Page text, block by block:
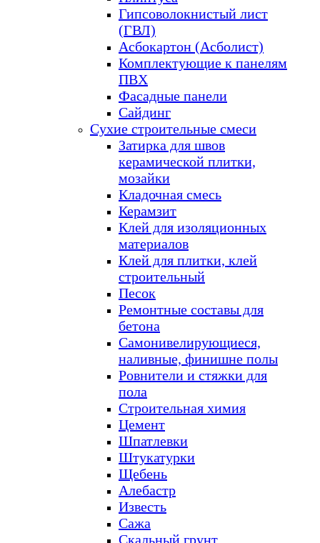
Гипсоволокнистый лист
(ГВЛ)
Асбокартон (Асболист)
Комплектующие к панелям
ПВХ
Фасадные панели
Сайдинг
Сухие строительные смеси
Затирка для швов
керамической плитки,
мозайки
Кладочная смесь
Керамзит
Клей для изоляционных
материалов
Клей для плитки, клей
строительный
Песок
Ремонтные составы для
бетона
Самонивелирующиеся,
наливные, финишне полы
Ровнители и стяжки для
пола
Строительная химия
Цемент
Шпатлевки
Штукатурки
Щебень
Алебастр
Известь
Сажа
Скальный грунт